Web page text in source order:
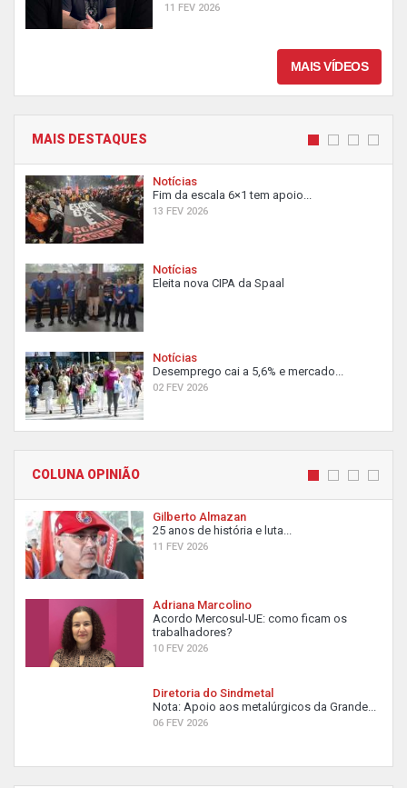
11 FEV 2026
MAIS VÍDEOS
MAIS DESTAQUES
Notícias
Fim da escala 6×1 tem apoio...
13 FEV 2026
Notícias
Eleita nova CIPA da Spaal
Notícias
Desemprego cai a 5,6% e mercado...
02 FEV 2026
COLUNA OPINIÃO
Gilberto Almazan
25 anos de história e luta...
11 FEV 2026
Adriana Marcolino
Acordo Mercosul-UE: como ficam os
trabalhadores?
10 FEV 2026
Diretoria do Sindmetal
Nota: Apoio aos metalúrgicos da Grande...
06 FEV 2026